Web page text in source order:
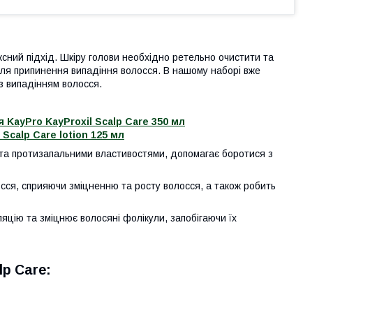
підхід. Шкіру голови необхідно ретельно очистити та
припинення випадіння волосся. В нашому наборі вже
випадінням волосся.
KayProxil Scalp Care 350 мл
Care lotion 125 мл
протизапальними властивостями, допомагає боротися з
сприяючи зміцненню та росту волосся, а також робить
та зміцнює волосяні фолікули, запобігаючи їх
Care: